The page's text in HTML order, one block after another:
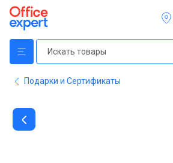
Подарки и Сертификаты